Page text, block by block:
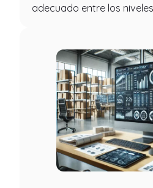
adecuado entre los